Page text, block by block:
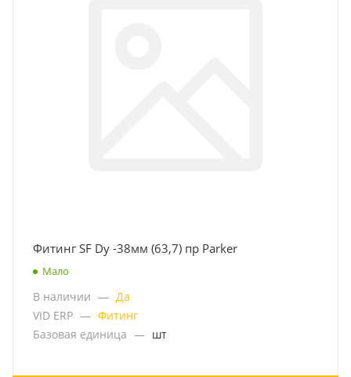
Фитинг SF Dу -38мм (63,7) пр Parker
Мало
В наличии — Да
VID ERP — Фитинг
Базовая единица — шт